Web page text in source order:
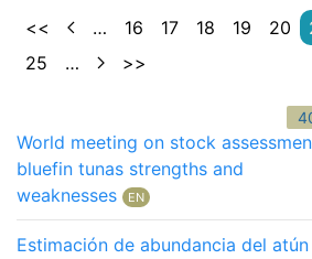
<< … 16 17 18 19 20
25
… >>
World meeting on stock
bluefin tunas strengths and
weaknesses
EN
Estimación de abundancia del atún